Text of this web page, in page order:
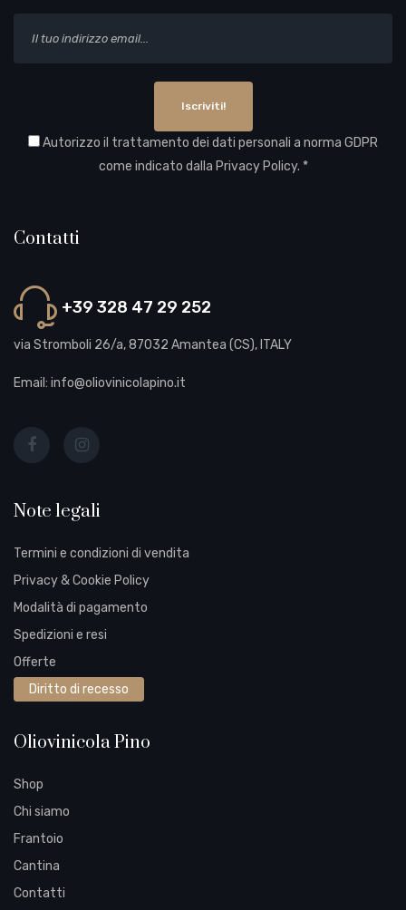
Iscriviti!
Autorizzo il trattamento dei dati personali a norma GDPR
come indicato dalla Privacy Policy. *
Contatti
+39 328 47 29 252
via Stromboli 26/a, 87032 Amantea (CS), ITALY
Email: info@oliovinicolapino.it
Note legali
Termini e condizioni di vendita
Privacy & Cookie Policy
Modalità di pagamento
Spedizioni e resi
Offerte
Diritto di recesso
Oliovinicola Pino
Shop
Chi siamo
Frantoio
Cantina
Contatti